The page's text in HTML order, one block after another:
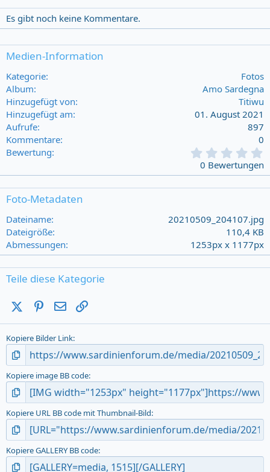
c
t
i
n
s
Es gibt noch keine Kommentare.
Medien-Information
Kategorie
Fotos
Album
Amo Sardegna
Hinzugefügt von
Titiwu
Hinzugefügt am
01. August 2021
Aufrufe
897
Kommentare
0
Bewertung
0
0
s
0 Bewertungen
Foto-Metadaten
Dateiname
20210509_204107.jpg
Dateigröße
110,4 KB
Abmessungen
1253px x 1177px
Teile diese Kategorie
X (Twitter)Pinterest
E-Mail
Kopiere Bilder Link
Kopiere image BB code
Kopiere URL BB code mit Thumbnail-Bild
Kopiere GALLERY BB code